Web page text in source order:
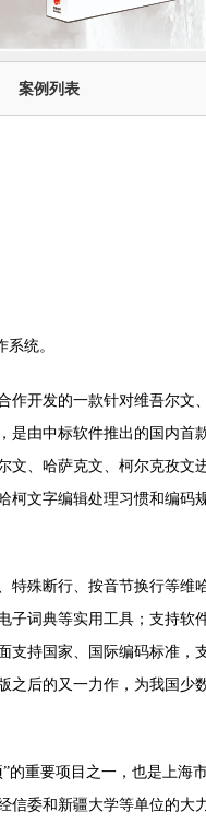
案例列表
系统。
作开发的一款针对维吾尔文
是由中标软件推出的国内首
、哈萨克文、柯尔克孜文
柯文字编辑处理习惯和编码
殊断行、按音节换行等维
词典等实用工具；支持软
持国家、国际编码标准，
后的又一力作，为我国少
的重要项目之一，也是上海
委和新疆大学等单位的大